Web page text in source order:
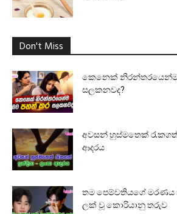
Don't Miss
කෙනෙක් නිරන්තරයෙන්ම
සලකනවද?
අවසන් හුස්මතෙක් රැකගත්
ආදරය
තම පෙම්වතියගේ මරණය
ලක් වූ කොරියානු තරුව